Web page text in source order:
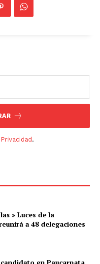
.
» Luces de la
a 48 delegaciones
en Paucarpata